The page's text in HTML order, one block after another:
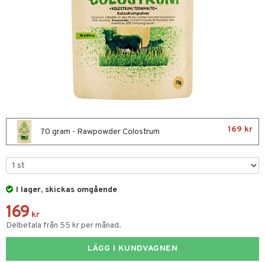
70 gram - Rawpowder Colostrum 169 kr
I lager, skickas omgående
169 kr
Delbetala från 55 kr per månad.
LÄGG I KUNDVAGNEN
& lindrande
& hals